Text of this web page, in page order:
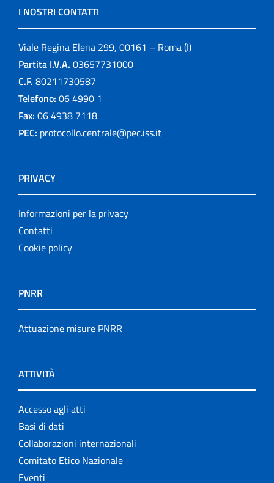
I NOSTRI CONTATTI
Viale Regina Elena 299, 00161 – Roma (I)
Partita I.V.A. 03657731000
C.F. 80211730587
Telefono: 06 4990 1
Fax: 06 4938 7118
PEC: protocollo.centrale@pec.iss.it
PRIVACY
Informazioni per la privacy
Contatti
Cookie policy
PNRR
Attuazione misure PNRR
ATTIVITÀ
Accesso agli atti
Basi di dati
Collaborazioni internazionali
Comitato Etico Nazionale
Eventi